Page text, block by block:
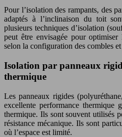
Pour l’isolation des rampants, des
adaptés à l’inclinaison du toit
plusieurs techniques d’isolation
peut être envisagée pour optimiser
selon la configuration des combles
Isolation par panneaux
thermique
Les panneaux rigides
excellente performance thermique
thermique. Ils sont souvent utilisés
résistance mécanique. Ils sont
où l’espace est limité.